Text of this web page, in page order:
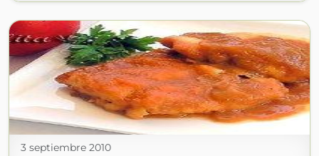
3 septiembre 2010